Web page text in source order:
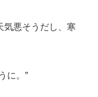
気悪そうだし、寒
に。”